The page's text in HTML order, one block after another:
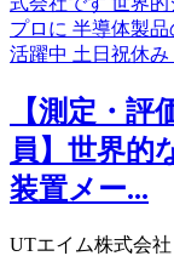
【測定・
員】世界的
装置メー...
UTエイム株式会社